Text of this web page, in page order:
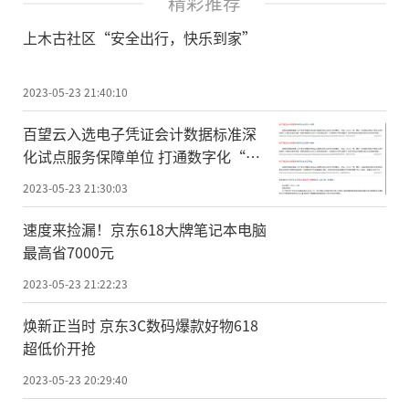
上木古社区“安全出行，快乐到家”
2023-05-23 21:40:10
百望云入选电子凭证会计数据标准深
化试点服务保障单位 打通数字化“最
后一公里”
2023-05-23 21:30:03
速度来捡漏！京东618大牌笔记本电脑
最高省7000元
2023-05-23 21:22:23
焕新正当时 京东3C数码爆款好物618
超低价开抢
2023-05-23 20:29:40